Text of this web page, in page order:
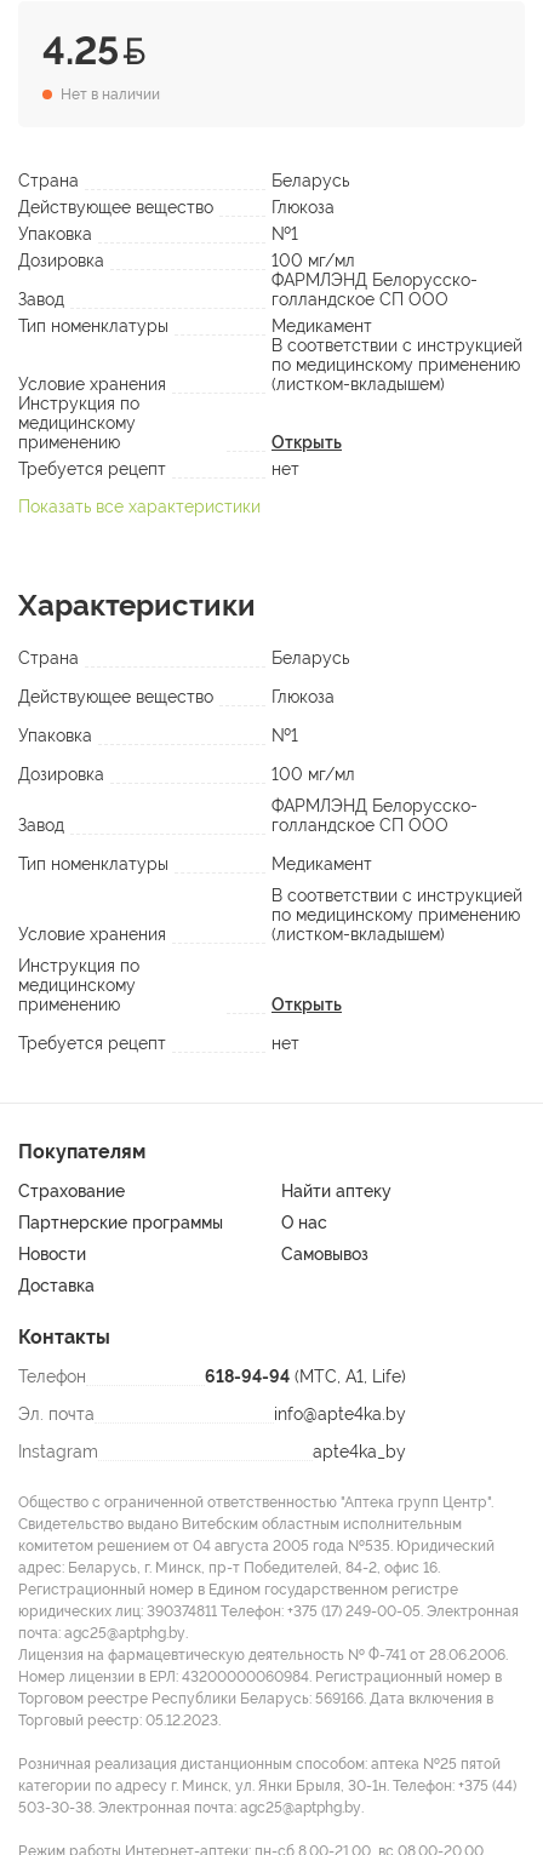
4.25
Нет в наличии
Страна
Беларусь
Действующее вещество
Глюкоза
Упаковка
№1
Дозировка
100 мг/мл
Завод
ФАРМЛЭНД Белорусско-
голландское СП ООО
Тип номенклатуры
Медикамент
Условие хранения
В соответствии с инструкцией
по медицинскому применению
(листком-вкладышем)
Инструкция по
медицинскому
применению
Открыть
Требуется рецепт
нет
Показать все характеристики
Характеристики
Страна
Беларусь
Действующее вещество
Глюкоза
Упаковка
№1
Дозировка
100 мг/мл
Завод
ФАРМЛЭНД Белорусско-
голландское СП ООО
Тип номенклатуры
Медикамент
Условие хранения
В соответствии с инструкцией
по медицинскому применению
(листком-вкладышем)
Инструкция по
медицинскому
применению
Открыть
Требуется рецепт
нет
Покупателям
Страхование
Найти аптеку
Партнерские программы
О нас
Новости
Самовывоз
Доставка
Контакты
Телефон 618-94-94 (МТС, A1, Life)
Эл. почта
info@apte4ka.by
Instagram
apte4ka_by
Общество с ограниченной ответственностью "Аптека групп Центр".
Свидетельство выдано Витебским областным исполнительным
комитетом решением от 04 августа 2005 года №535. Юридический
адрес: Беларусь, г. Минск, пр-т Победителей, 84-2, офис 16.
Регистрационный номер в Едином государственном регистре
юридических лиц: 390374811 Tелефон: +375 (17) 249-00-05. Электронная
почта: agc25@aptphg.by.
Лицензия на фармацевтическую деятельность № Ф-741 от 28.06.2006.
Номер лицензии в ЕРЛ: 43200000060984. Регистрационный номер в
Торговом реестре Республики Беларусь: 569166. Дата включения в
Торговый реестр: 05.12.2023.
Розничная реализация дистанционным способом: аптека №25 пятой
категории по адресу г. Минск, ул. Янки Брыля, 30-1н. Телефон: +375 (44)
503-30-38. Электронная почта: agc25@aptphg.by.
Режим работы Интернет-аптеки: пн-сб 8.00-21.00, вс 08.00-20.00